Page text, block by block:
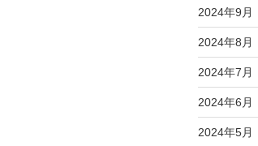
2024年9月
2024年8月
2024年7月
2024年6月
2024年5月